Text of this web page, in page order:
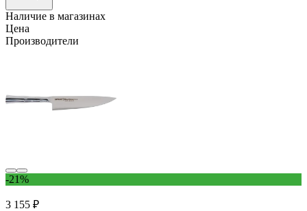
Наличие в магазинах
Цена
Производители
-21%
3 155 ₽